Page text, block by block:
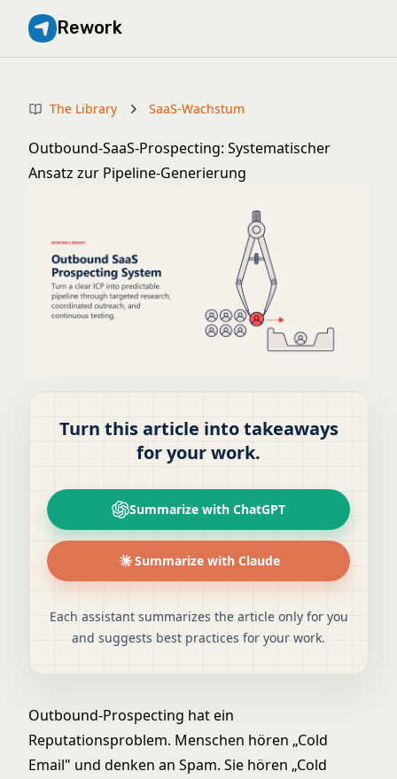
Rework
The Library SaaS-Wachstum
Outbound-SaaS-Prospecting: Systematischer
Ansatz zur Pipeline-Generierung
Turn this article into takeaways
for your work.
Summarize with ChatGPT
Summarize with Claude
Each assistant summarizes the article only for you
and suggests best practices for your work.
Outbound-Prospecting hat ein
Reputationsproblem. Menschen hören „Cold
Email" und denken an Spam. Sie hören „Cold